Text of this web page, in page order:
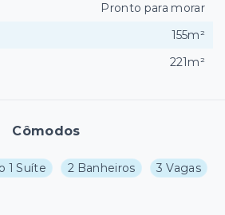
Cômodos
1 Suíte 2 Banheiros
3 Vagas
Pronto para morar
155m²
221m²